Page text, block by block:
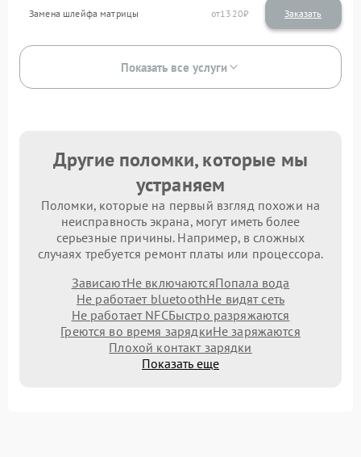
Замена шлейфа матрицы 1320
Показать все услуги
Другие поломки, которые мы
устраняем
Поломки, которые на первый взгляд похожи на
неисправность экрана, могут иметь более
серьезные причины. Например, в сложных
случаях требуется ремонт платы или процессора.
ЗависаютНе включаютсяПопала вода
Не работает bluetoothНе видят сеть
Не работает NFCБыстро разряжаются
Греются во время зарядкиНе заряжаются
Плохой контакт зарядки
Показать еще